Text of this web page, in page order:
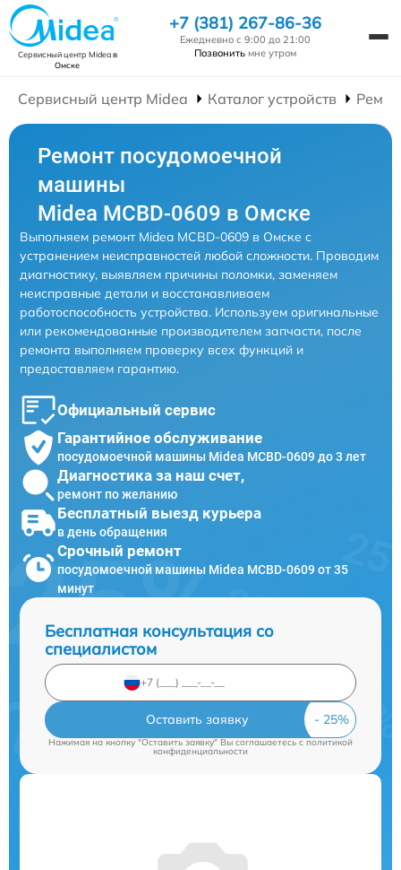
Сервисный центр Mideaв
Омске
+7 (381) 267-86-36
Ежедневно с 9:00 до 21:00
Позвонить мне утром
Сервисный центр Midea Каталог устройств
Ремонт посудомоечной
машины
Midea MCBD-0609 в Омске
Выполняем ремонт Midea MCBD-0609 в Омске с
устранением неисправностей любой сложности. Проводим
диагностику, выявляем причины поломки, заменяем
неисправные детали и восстанавливаем
работоспособность устройства. Используем оригинальные
или рекомендованные производителем запчасти, после
ремонта выполняем проверку всех функций и
предоставляем гарантию.
Официальный сервис
Гарантийное обслуживание
посудомоечной машины Midea MCBD-0609 до 3 лет
Диагностика за наш счет,
ремонт по желанию
Бесплатный выезд курьера
в день обращения
Срочный ремонт
посудомоечной машины Midea MCBD-0609 от 35
минут
Бесплатная консультация со
специалистом
Оставить заявку
Нажимая на кнопку "Оставить заявку" Вы соглашаетесь cполитикой
конфиденциальности